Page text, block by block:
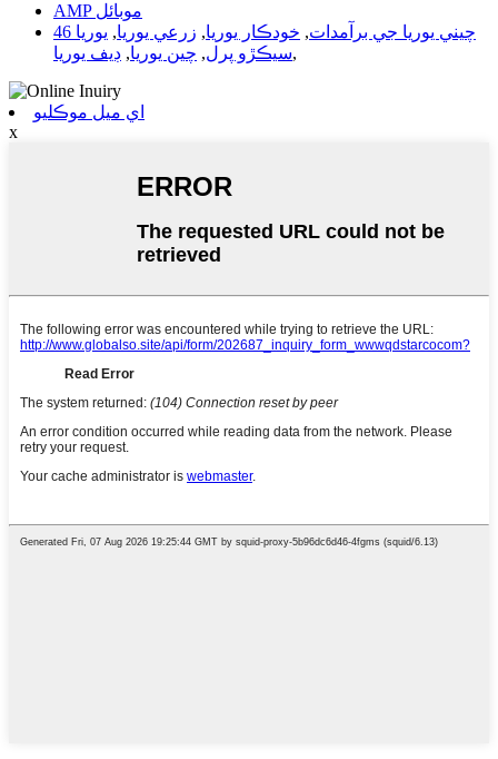
AMP موبائل
چيني يوريا جي برآمدات, خودڪار يوريا, زرعي يوريا,
يوريا 46
سيڪڙو پرل, چين يوريا, ڊيف يوريا ,
اي ميل موڪليو
x